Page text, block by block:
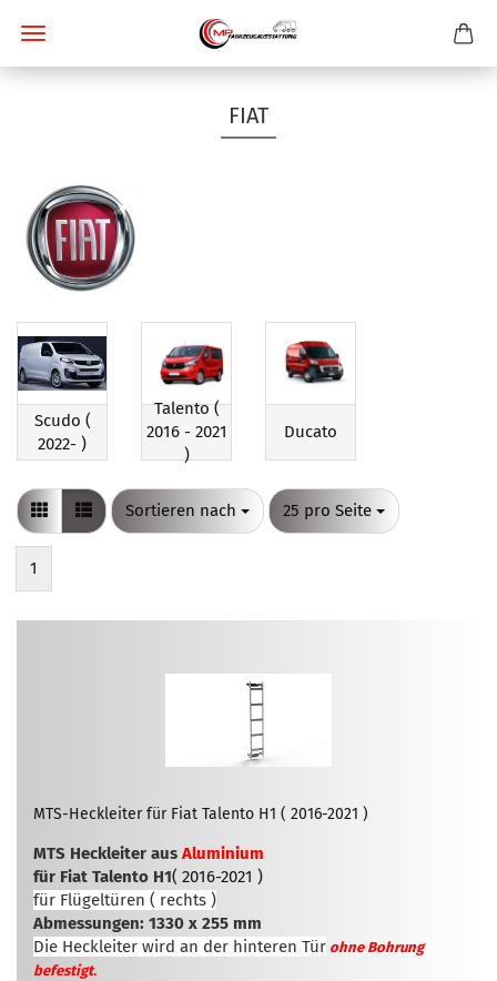
FIAT
Scudo (
2022- )
Talento (
2016 - 2021
)
Ducato
Sortieren nach
Sortieren nach 25 pro Seite
pro Seite
1
MTS-Heckleiter für Fiat Talento H1 ( 2016-2021 )
MTS Heckleiter aus Aluminium
für Fiat Talento H1( 2016-2021 )
für Flügeltüren ( rechts )
Abmessungen: 1330 x 255 mm
Die Heckleiter wird an der hinteren Tür ohne Bohrung
befestigt.